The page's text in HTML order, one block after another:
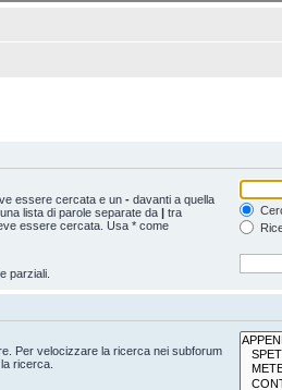
essere cercata e un - davanti a quella
lista di parole separate da | tra
essere cercata. Usa * come
parziali.
Per velocizzare la ricerca nei subforum
ricerca.